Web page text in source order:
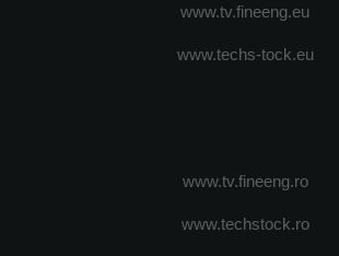
www.tv.fineeng.eu
www.techs-tock.eu
www.tv.fineeng.ro
www.techstock.ro